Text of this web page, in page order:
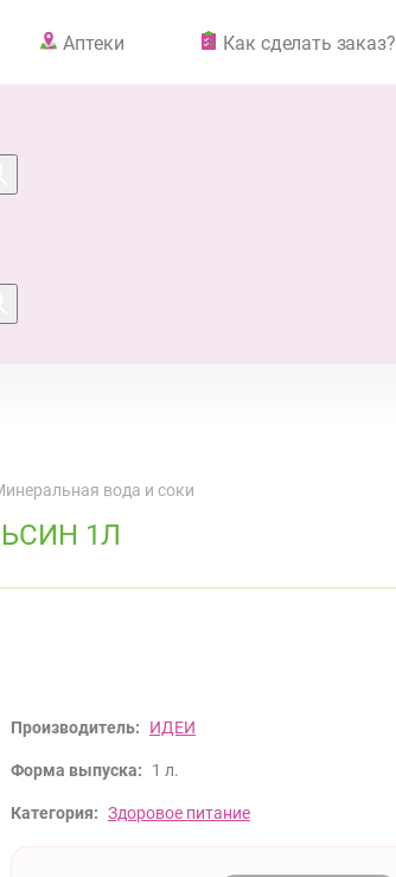
Аптеки Как сделать заказ?
вода и соки
1Л
Производитель: ИДЕИ
Форма выпуска: 1 л.
Категория: Здоровое питание